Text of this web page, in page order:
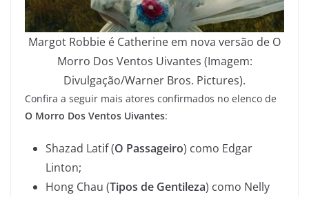
Margot Robbie é Catherine em nova versão de O
Morro Dos Ventos Uivantes (Imagem:
Divulgação/Warner Bros. Pictures).
Confira a seguir mais atores confirmados no elenco de
O Morro Dos Ventos Uivantes:
Shazad Latif (O Passageiro) como Edgar
Linton;
Hong Chau (Tipos de Gentileza) como Nelly